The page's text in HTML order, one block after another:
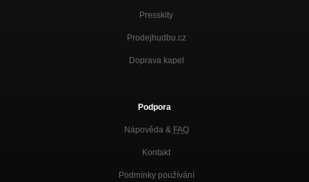
Presskity
Prodejhudbu.cz
Doprava kapel
Podpora
Nápověda & FAQ
Kontakt
Podmínky používání